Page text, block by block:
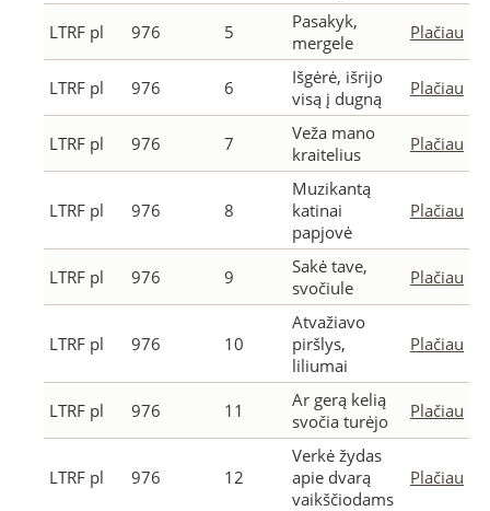
LTRF pl 976 5
Pasakyk,
mergele
Plačiau
LTRF pl 976 6
Išgėrė, išrijo
visą į dugną
Plačiau
LTRF pl 976 7
Veža mano
kraitelius
Plačiau
LTRF pl 976 8
Muzikantą
katinai
papjovė
Plačiau
LTRF pl 976 9
Sakė tave,
svočiule
Plačiau
LTRF pl 976 10
Atvažiavo
piršlys,
liliumai
Plačiau
LTRF pl 976 11
Ar gerą kelią
svočia turėjo
Plačiau
LTRF pl 976 12
Verkė žydas
apie dvarą
vaikščiodams
Plačiau